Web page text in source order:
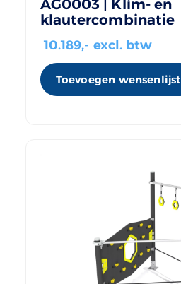
AG0003 | Klim- en
klautercombinatie
10.189,- excl. btw
Toevoegen wensenlijst